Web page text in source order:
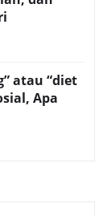
atau “diet
Apa